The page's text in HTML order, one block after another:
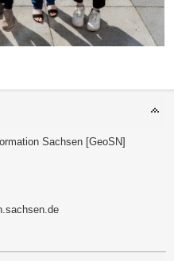
Sachsen [GeoSN]